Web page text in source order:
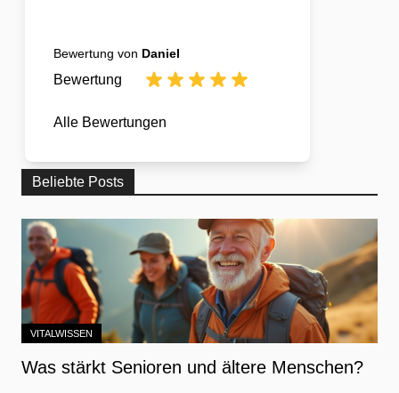
Bewertung von Daniel
Bewertung
Alle Bewertungen
Beliebte Posts
VITALWISSEN
Was stärkt Senioren und ältere Menschen?